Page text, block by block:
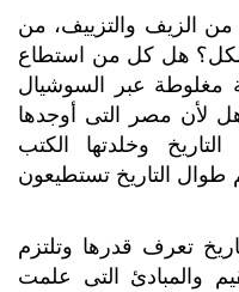
من الزيف والتزييف، من
هل كل من استطاع
مغلوطة عبر السوشيال
لأن مصر التى أوجدها
وخلدتها الكتب
التاريخ تستطيعون
تعرف قدرها وتلتزم
والمبادئ التى علمت